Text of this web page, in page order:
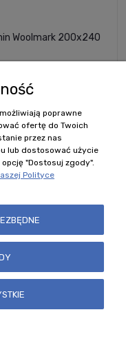
Woolmark 200x240
poprawne
ofertę do Twoich
przez nas
lub dostosować użycie
"Dostosuj zgody".
Polityce